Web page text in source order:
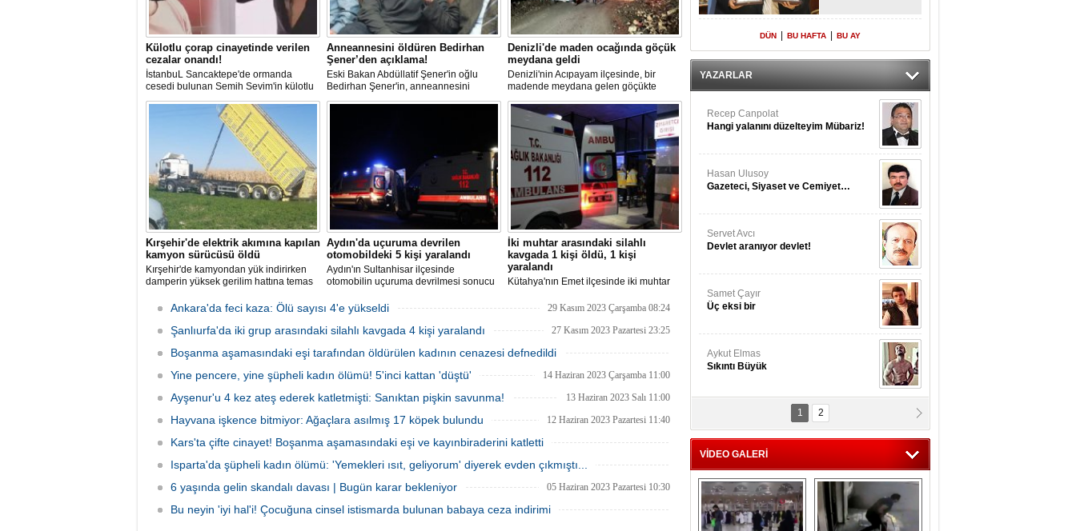
Külotlu çorap cinayetinde verilen
cezalar onandı!
İstanbuL Sancaktepe'de ormanda
cesedi bulunan Semih Sevim'in külotlu
çorapla boğularak öldürüldüğü
iddiasına ilişkin sanık Seçil Çiftçi'ye
verilen 'ağırlaştırılmış müebbet' ve
babası hakkındaki 'müebbet' kararı,
istinaf mahkemesi onadı.
Anneannesini öldüren Bedirhan
Şener’den açıklama!
Eski Bakan Abdüllatif Şener'in oğlu
Bedirhan Şener'in, anneannesini
öldürmesine ilişkin davada karar
çekerken, Şener'e verilen ceza belli
Denizli'de maden ocağında göçük
meydana geldi
Denizli'nin Acıpayam ilçesinde, bir
madende meydana gelen göçükte
mahsur kalanların olduğu bildirildi.
Kırşehir'de elektrik akımına kapılan
kamyon sürücüsü öldü
Kırşehir'de kamyondan yük indirirken
damperin yüksek gerilim hattına temas
sürücü hayatını kaybetti.
Aydın'da uçuruma devrilen
otomobildeki 5 kişi yaralandı
Aydın'ın Sultanhisar ilçesinde
otomobilin uçuruma devrilmesi sonucu
İki muhtar arasındaki silahlı
kavgada 1 kişi öldü, 1 kişi
yaralandı
Kütahya'nın Emet ilçesinde iki muhtar
öldü, 1 kişi yaralandı.
Ankara'da feci kaza: Ölü sayısı 4'e yükseldi 29 Kasım 2023 Çarşamba 08:24
Şanlıurfa'da iki grup arasındaki silahlı kavgada 4 kişi yaralandı 27 Kasım 2023 Pazartesi 23:25
Boşanma aşamasındaki eşi tarafından öldürülen kadının cenazesi defnedildi
02 Ağustos 2023 Çarşamba 16:00
Yine pencere, yine şüpheli kadın ölümü! 5'inci kattan 'düştü' 14 Haziran 2023 Çarşamba 11:00
Ayşenur'u 4 kez ateş ederek katletmişti: Sanıktan pişkin savunma! 13 Haziran 2023 Salı 11:00
Hayvana işkence bitmiyor: Ağaçlara asılmış 17 köpek bulundu 12 Haziran 2023 Pazartesi 11:40
Kars'ta çifte cinayet! Boşanma aşamasındaki eşi ve kayınbiraderini katletti
12 Haziran 2023 Pazartesi 11:30
Isparta'da şüpheli kadın ölümü: 'Yemekleri ısıt, geliyorum' diyerek evden çıkmıştı...
07 Haziran 2023 Çarşamba 10:50
6 yaşında gelin skandalı davası | Bugün karar bekleniyor 05 Haziran 2023 Pazartesi 10:30
Bu neyin 'iyi hal'i! Çocuğuna cinsel istismarda bulunan babaya ceza indirimi
Yeniden Onur
Konuğu
DÜN BU HAFTA BU AY
YAZARLAR
Recep Canpolat
Hangi yalanını düzelteyim Mübariz!
Hasan Ulusoy
Gazeteci, Siyaset ve Cemiyet…
Servet Avcı
Devlet aranıyor devlet!
Samet Çayır
Üç eksi bir
Aykut Elmas
Sıkıntı Büyük
Mehmet Akyol
Terket ...!
1 2
VİDEO GALERİ